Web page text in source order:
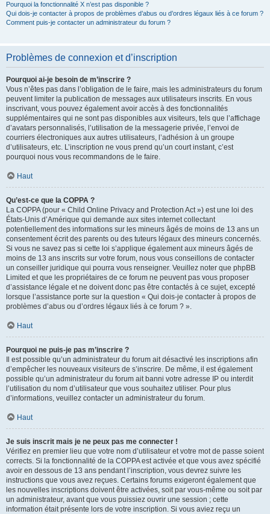
Pourquoi la fonctionnalité X n’est pas disponible ?
Qui dois-je contacter à propos de problèmes d’abus ou d’ordres légaux liés à ce forum ?
Comment puis-je contacter un administrateur du forum ?
Problèmes de connexion et d’inscription
Pourquoi ai-je besoin de m’inscrire ?
Vous n’êtes pas dans l’obligation de le faire, mais les administrateurs du forum
peuvent limiter la publication de messages aux utilisateurs inscrits. En vous
inscrivant, vous pouvez également avoir accès à des fonctionnalités
supplémentaires qui ne sont pas disponibles aux visiteurs, tels que l’affichage
d’avatars personnalisés, l’utilisation de la messagerie privée, l’envoi de
courriers électroniques aux autres utilisateurs, l’adhésion à un groupe
d’utilisateurs, etc. L’inscription ne vous prend qu’un court instant, c’est
pourquoi nous vous recommandons de le faire.
Haut
Qu’est-ce que la COPPA ?
La COPPA (pour « Child Online Privacy and Protection Act ») est une loi des
États-Unis d’Amérique qui demande aux sites internet collectant
potentiellement des informations sur les mineurs âgés de moins de 13 ans un
consentement écrit des parents ou des tuteurs légaux des mineurs concernés.
Si vous ne savez pas si cette loi s’applique également aux mineurs âgés de
moins de 13 ans inscrits sur votre forum, nous vous conseillons de contacter
un conseiller juridique qui pourra vous renseigner. Veuillez noter que phpBB
Limited et que les propriétaires de ce forum ne peuvent pas vous proposer
d’assistance légale et ne doivent donc pas être contactés à ce sujet, excepté
lorsque l’assistance porte sur la question « Qui dois-je contacter à propos de
problèmes d’abus ou d’ordres légaux liés à ce forum ? ».
Haut
Pourquoi ne puis-je pas m’inscrire ?
Il est possible qu’un administrateur du forum ait désactivé les inscriptions afin
d’empêcher les nouveaux visiteurs de s’inscrire. De même, il est également
possible qu’un administrateur du forum ait banni votre adresse IP ou interdit
l’utilisation du nom d’utilisateur que vous souhaitez utiliser. Pour plus
d’informations, veuillez contacter un administrateur du forum.
Haut
Je suis inscrit mais je ne peux pas me connecter !
Vérifiez en premier lieu que votre nom d’utilisateur et votre mot de passe soient
corrects. Si la fonctionnalité de la COPPA est activée et que vous avez spécifié
avoir en dessous de 13 ans pendant l’inscription, vous devrez suivre les
instructions que vous avez reçues. Certains forums exigeront également que
les nouvelles inscriptions doivent être activées, soit par vous-même ou soit par
un administrateur, avant que vous puissiez ouvrir une session ; cette
information était présente lors de votre inscription. Si vous aviez reçu un